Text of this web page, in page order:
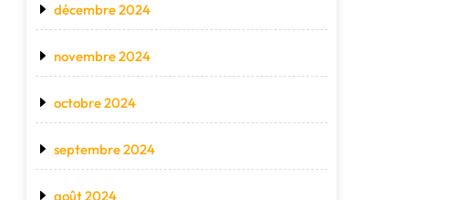
décembre 2024
novembre 2024
octobre 2024
septembre 2024
août 2024